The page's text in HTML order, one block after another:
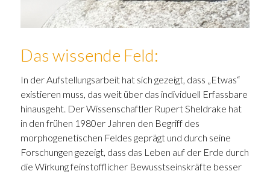
Das wissende Feld:
In der Aufstellungsarbeit hat sich gezeigt, dass „Etwas“
existieren muss, das weit über das individuell Erfassbare
hinausgeht. Der Wissenschaftler Rupert Sheldrake hat
in den frühen 1980er Jahren den Begriff des
morphogenetischen Feldes geprägt und durch seine
Forschungen gezeigt, dass das Leben auf der Erde durch
die Wirkung feinstofflicher Bewusstseinskräfte besser